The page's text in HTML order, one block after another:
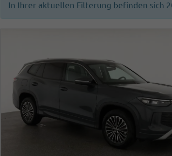
In Ihrer aktuellen Filterung befinden sich